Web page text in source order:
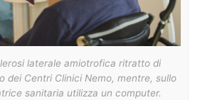
laterale amiotrofica ritratto di
dei Centri Clinici Nemo, mentre, sullo
sanitaria utilizza un computer.